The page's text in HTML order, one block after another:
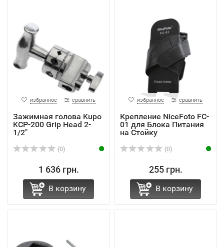
избранное сравнить
Зажимная голова Kupo
KCP-200 Grip Head 2-
1/2"
(0)
1 636 грн.
В корзину
избранное сравнить
Крепление NiceFoto FC-
01 для Блока Питания
на Стойку
(0)
255 грн.
В корзину